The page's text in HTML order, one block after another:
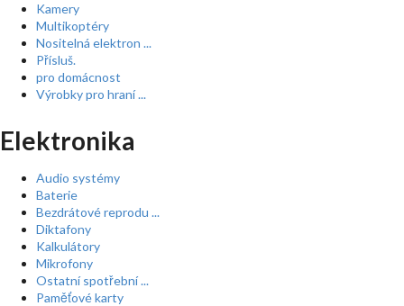
Kamery
Multikoptéry
Nositelná elektron ...
Přísluš.
pro domácnost
Výrobky pro hraní ...
Elektronika
Audio systémy
Baterie
Bezdrátové reprodu ...
Diktafony
Kalkulátory
Mikrofony
Ostatní spotřební ...
Paměťové karty